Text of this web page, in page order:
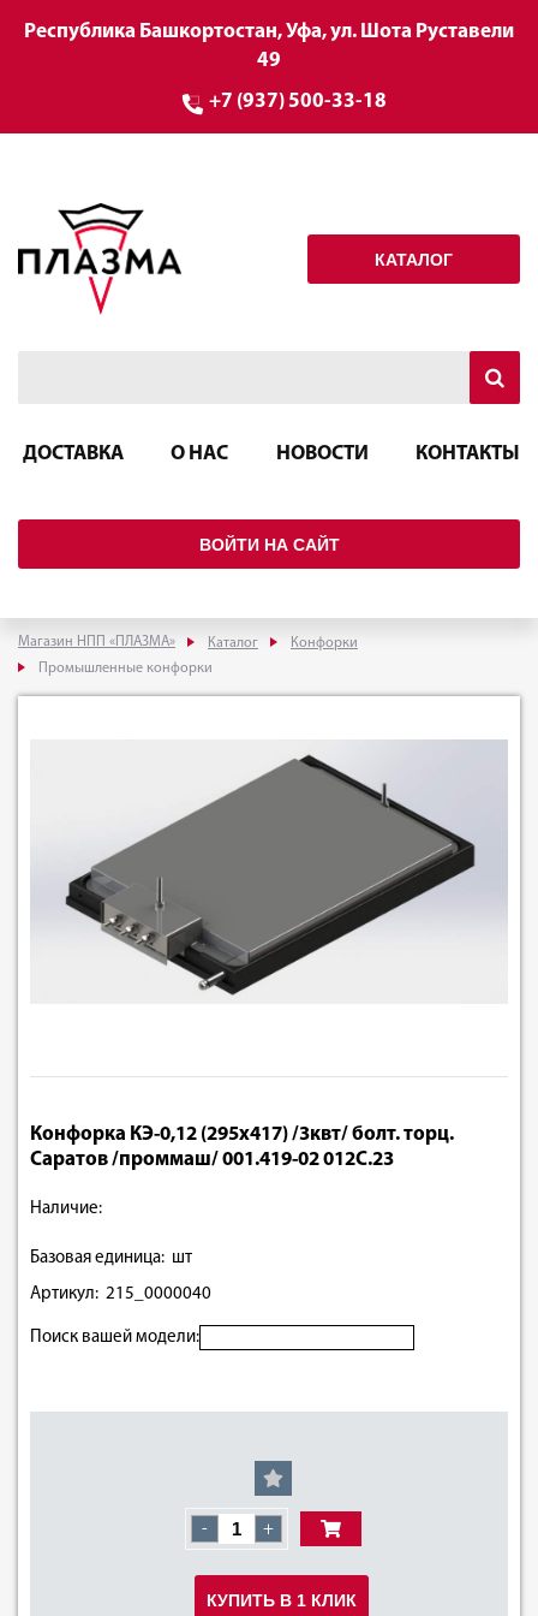
Республика Башкортостан, Уфа, ул. Шота Руставели
49
+7 (937) 500-33-18
КАТАЛОГ
ДОСТАВКА О НАС НОВОСТИ КОНТАКТЫ
ВОЙТИ НА САЙТ
Магазин НПП «ПЛАЗМА» Каталог
Конфорки
Промышленные конфорки
Конфорка КЭ-0,12 (295х417) /3квт/ болт. торц.
Саратов /проммаш/ 001.419-02 012С.23
Наличие:
Базовая единица: шт
Артикул: 215_0000040
Поиск вашей модели:
- +
КУПИТЬ В 1 КЛИК